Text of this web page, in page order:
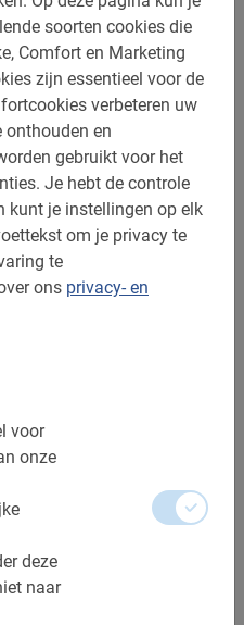
soorten cookies die
Comfort en Marketing
zijn essentieel voor de
verbeteren uw
onthouden en
gebruikt voor het
Je hebt de controle
kunt je instellingen op elk
om je privacy te
te
ons privacy- en
voor
onze
deze
naar
van
we uiteraard voordelige
lekker door de stad kunt
stad en reserveer jouw
om beschikbaarheid